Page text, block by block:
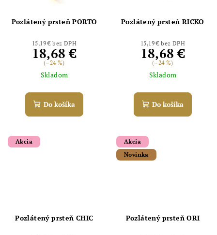
Pozlátený prsteň PORTO
15,19 € bez DPH
18,68 €
(–24 %)
Skladom
Do košíka
Pozlátený prsteň RICKO
15,19 € bez DPH
18,68 €
(–24 %)
Skladom
Do košíka
Akcia
Pozlátený prsteň CHIC
Akcia
Novinka
Pozlátený prsteň ORI